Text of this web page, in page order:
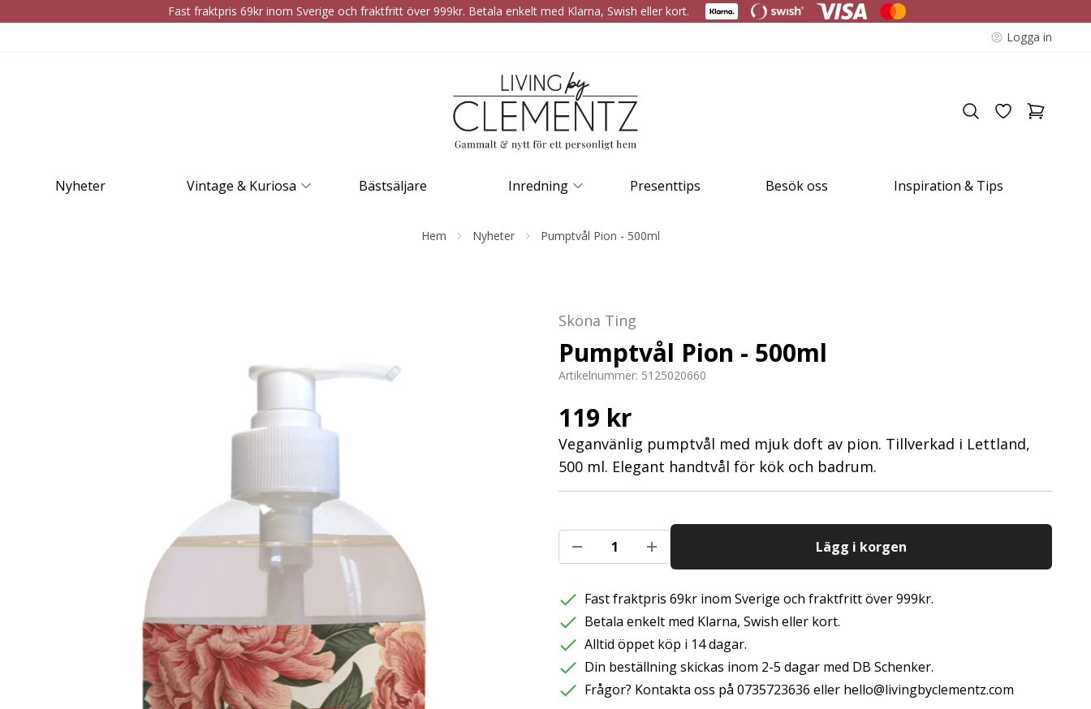
Fast fraktpris 69kr inom Sverige och fraktfritt över 999kr. Betala enkelt med Klarna, Swish eller kort.
Logga in
Nyheter Vintage & Kuriosa Bästsäljare Inredning Presenttips Besök oss Inspiration & Tips
Hem Nyheter Pumptvål Pion - 500ml
Sköna Ting
Pumptvål Pion - 500ml
Artikelnummer: 5125020660
119 kr
Veganvänlig pumptvål med mjuk doft av pion. Tillverkad i Lettland,
500 ml. Elegant handtvål för kök och badrum.
Lägg i korgen
Fast fraktpris 69kr inom Sverige och fraktfritt över 999kr.
Betala enkelt med Klarna, Swish eller kort.
Alltid öppet köp i 14 dagar.
Din beställning skickas inom 2-5 dagar med DB Schenker.
Frågor? Kontakta oss på 0735723636 eller hello@livingbyclementz.com